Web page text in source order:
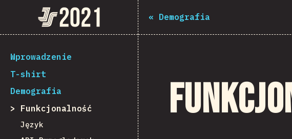
The State of JS 2021
[pl-PL] general.back_to_intro
Wprowadzenie
T-shirt
Demografia
Funkcjonalność
Język
« Demografia
Navigated to The State of JS 2021